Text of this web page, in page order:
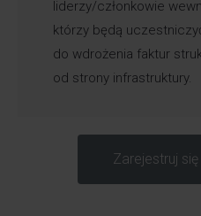
liderzy/członkowie
którzy będą
do wdrożenia faktur
od strony infrastruktury.
Zarejestruj